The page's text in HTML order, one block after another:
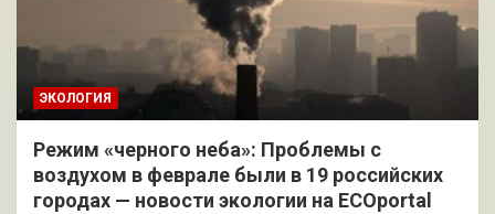
ЭКОЛОГИЯ
Режим «черного неба»: Проблемы с
воздухом в феврале были в 19 российских
городах — новости экологии на ECOportal